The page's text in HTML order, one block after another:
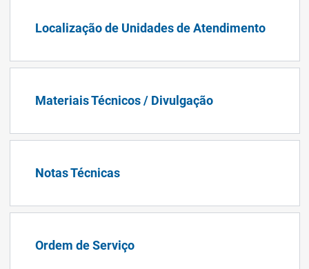
Localização de Unidades de Atendimento
Materiais Técnicos / Divulgação
Notas Técnicas
Ordem de Serviço